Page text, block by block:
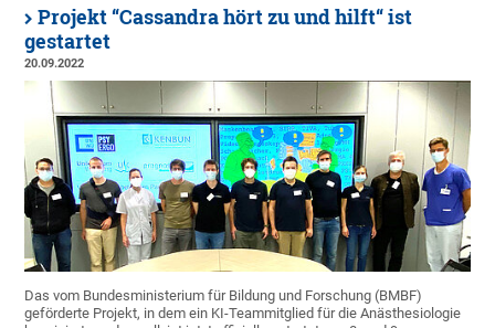
Projekt “Cassandra hört zu und hilft“ ist
gestartet
20.09.2022
Das vom Bundesministerium für Bildung und Forschung (BMBF)
geförderte Projekt, in dem ein KI-Teammitglied für die Anästhesiologie